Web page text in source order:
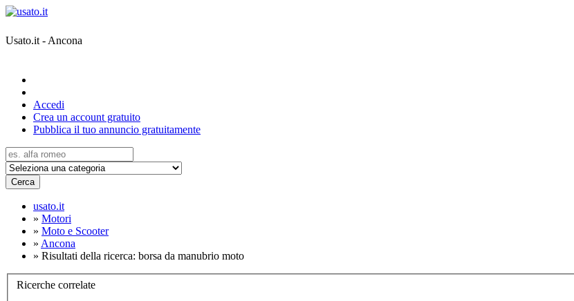
Usato.it - Ancona
Accedi
Crea un account gratuito
Pubblica il tuo annuncio gratuitamente
Cerca
usato.it
» Motori
» Moto e Scooter
» Ancona
» Risultati della ricerca: borsa da manubrio moto
Ricerche correlate